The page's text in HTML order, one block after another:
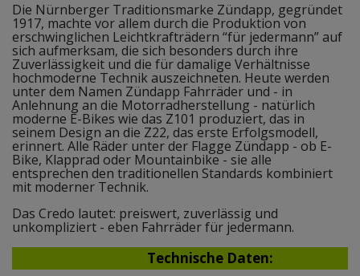
Die Nürnberger Traditionsmarke Zündapp, gegründet
1917, machte vor allem durch die Produktion von
erschwinglichen Leichtkrafträdern “für jedermann” auf
sich aufmerksam, die sich besonders durch ihre
Zuverlässigkeit und die für damalige Verhältnisse
hochmoderne Technik auszeichneten. Heute werden
unter dem Namen Zündapp Fahrräder und - in
Anlehnung an die Motorradherstellung - natürlich
moderne E-Bikes wie das Z101 produziert, das in
seinem Design an die Z22, das erste Erfolgsmodell,
erinnert. Alle Räder unter der Flagge Zündapp - ob E-
Bike, Klapprad oder Mountainbike - sie alle
entsprechen den traditionellen Standards kombiniert
mit moderner Technik.
Das Credo lautet: preiswert, zuverlässig und
unkompliziert - eben Fahrräder für jedermann.
Technische Daten: